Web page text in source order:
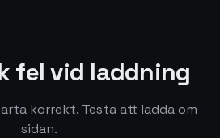
fel vid laddning
korrekt. Testa att ladda om
sidan.